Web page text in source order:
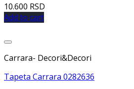
10.600 RSD
Add to cart
Carrara- Decori&Decori
Tapeta Carrara 0282636